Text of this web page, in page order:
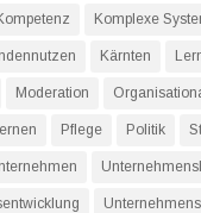
Komplexe
Kärnten
Moderation
Pflege Politik